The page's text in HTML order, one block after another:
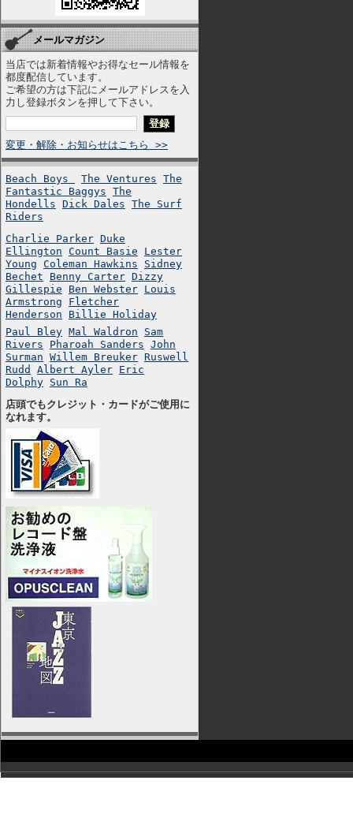
メールマガジン
当店では新着情報やお得なセール情報を
都度配信しています。
ご希望の方は下記にメールアドレスを入
力し登録ボタンを押して下さい。
変更・解除・お知らせはこちら >>
Beach Boys The Ventures The
Fantastic Baggys The
Hondells Dick Dales The Surf
Riders
Charlie Parker Duke
Ellington Count Basie
Lester
Young Coleman Hawkins
Sidney
Bechet
Benny Carter Dizzy
Gillespie
Ben Webster Louis
Armstrong
Fletcher
Henderson
Billie Holiday
Paul Bley Mal Waldron
Sam
Rivers
Pharoah Sanders John
Surman Willem Breuker Ruswell
Rudd
Albert Ayler Eric
Dolphy Sun Ra
店頭でもクレジット・カードがご使用に
なれます。